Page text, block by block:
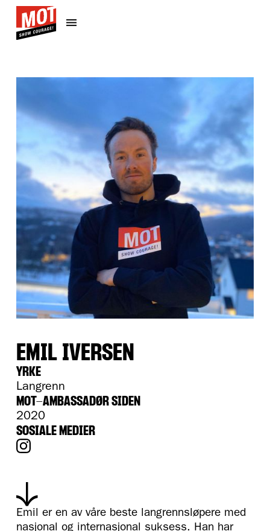
EMIL IVERSEN
YRKE
Langrenn
MOT-AMBASSADØR SIDEN
2020
SOSIALE MEDIER
Emil er en av våre beste langrennsløpere med
nasjonal og internasjonal suksess. Han har